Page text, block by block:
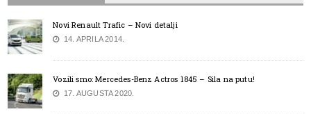
Novi Renault Trafic – Novi detalji
14. APRILA 2014.
Vozili smo: Mercedes-Benz Actros 1845 – Sila na putu!
17. AUGUSTA 2020.